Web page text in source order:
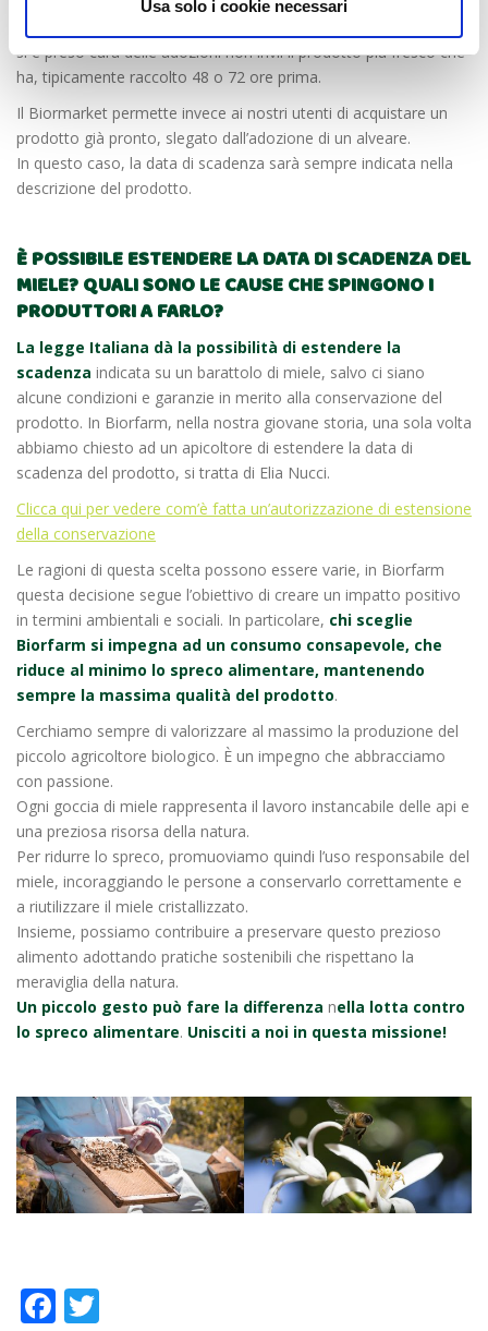
Usa solo i cookie necessari
si è preso cura delle adozioni non invii il prodotto più fresco che
ha, tipicamente raccolto 48 o 72 ore prima.
Il Biormarket permette invece ai nostri utenti di acquistare un
prodotto già pronto, slegato dall’adozione di un alveare.
In questo caso, la data di scadenza sarà sempre indicata nella
descrizione del prodotto.
È POSSIBILE ESTENDERE LA DATA DI SCADENZA DEL
MIELE? QUALI SONO LE CAUSE CHE SPINGONO I
PRODUTTORI A FARLO?
La legge Italiana dà la possibilità di estendere la
scadenza indicata su un barattolo di miele, salvo ci siano
alcune condizioni e garanzie in merito alla conservazione del
prodotto. In Biorfarm, nella nostra giovane storia, una sola volta
abbiamo chiesto ad un apicoltore di estendere la data di
scadenza del prodotto, si tratta di Elia Nucci.
Clicca qui per vedere com’è fatta un’autorizzazione di estensione
della conservazione
Le ragioni di questa scelta possono essere varie, in Biorfarm
questa decisione segue l’obiettivo di creare un impatto positivo
in termini ambientali e sociali. In particolare, chi sceglie
Biorfarm si impegna ad un consumo consapevole, che
riduce al minimo lo spreco alimentare, mantenendo
sempre la massima qualità del prodotto.
Cerchiamo sempre di valorizzare al massimo la produzione del
piccolo agricoltore biologico. È un impegno che abbracciamo
con passione.
Ogni goccia di miele rappresenta il lavoro instancabile delle api e
una preziosa risorsa della natura.
Per ridurre lo spreco, promuoviamo quindi l’uso responsabile del
miele, incoraggiando le persone a conservarlo correttamente e
a riutilizzare il miele cristallizzato.
Insieme, possiamo contribuire a preservare questo prezioso
alimento adottando pratiche sostenibili che rispettano la
meraviglia della natura.
Un piccolo gesto può fare la differenza nella lotta contro
lo spreco alimentare. Unisciti a noi in questa missione!
Facebook